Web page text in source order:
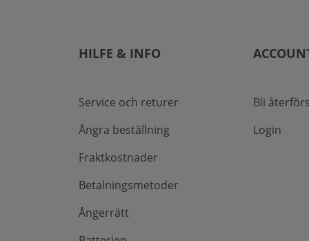
HILFE & INFO
Service och returer
Ångra beställning
Fraktkostnader
Betalningsmetoder
Ångerrätt
Bli
Login